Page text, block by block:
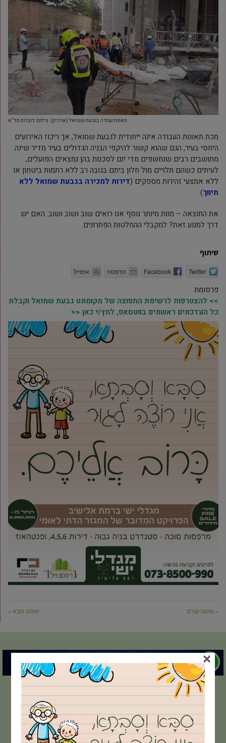
תאונת עבודה בגבעת שמואל (ארכיון). צילום: דוברות מד”א
מכת תאונות העבודה אינה ייחודית לגבעת שמואל, אך ריכוז האירועים
היחסי בעיר, הגם שהוא קשור להיקפי הבניה הגדולים בעיר מדיר שינה
מתושבים רבים שנחשפים מדי יום לסכנות בהן נמצאים הפועלים,
לעיתים כשהם תלויים מול חלון ביתם בגובה רב ללא רתמות ביטחון או
ללא אמצעי זהירות מספקים (דירות למכירה בגבעת שמואל ללא
תיווך).
את התוצאה – מוות מיותר נוסף אנו רואים שוב ושוב ושוב. האם יש
דרך למנוע זאת? למקבלי ההחלטות הפתרונים.
שיתוף
Twitter
Facebook הדפסה אימייל
פרסומת
>> להצטרפות לרשימת התפוצה של מקומונט גבעת שמואל וקבלת
כל העדכונים ראשונים בווטסאפ, לחץ/י כאן <<
« פוסט קודם פוסט הבא »
×